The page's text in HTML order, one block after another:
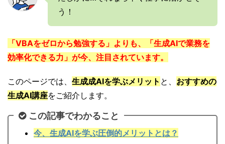
う！
「VBAをゼロから勉強する」よりも、「生成AIで業務を
効率化できる力」が今、注目されています。
このページでは、 生成成AIを学ぶメリット と、 おすすめの
生成AI講座をご紹介します。
この記事でわかること
今、生成AIを学ぶ圧倒的メリットとは？